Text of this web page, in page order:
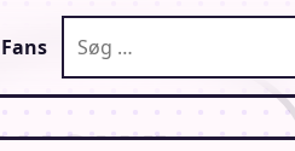
Fans